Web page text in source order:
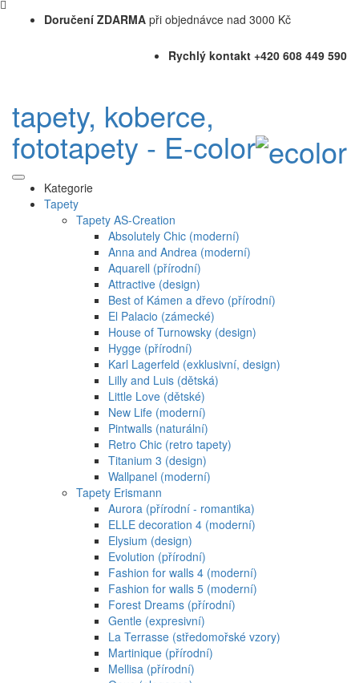
Doručení ZDARMA při objednávce nad 3000 Kč
Rychlý kontakt +420 608 449 590
tapety, koberce,
fototapety - E-color
Kategorie
Tapety
Tapety AS-Creation
Absolutely Chic (moderní)
Anna and Andrea (moderní)
Aquarell (přírodní)
Attractive (design)
Best of Kámen a dřevo (přírodní)
El Palacio (zámecké)
House of Turnowsky (design)
Hygge (přírodní)
Karl Lagerfeld (exklusivní, design)
Lilly and Luis (dětská)
Little Love (dětské)
New Life (moderní)
Pintwalls (naturální)
Retro Chic (retro tapety)
Titanium 3 (design)
Wallpanel (moderní)
Tapety Erismann
Aurora (přírodní - romantika)
ELLE decoration 4 (moderní)
Elysium (design)
Evolution (přírodní)
Fashion for walls 4 (moderní)
Fashion for walls 5 (moderní)
Forest Dreams (přírodní)
Gentle (expresivní)
La Terrasse (středomořské vzory)
Martinique (přírodní)
Mellisa (přírodní)